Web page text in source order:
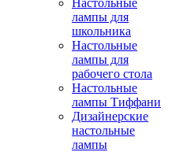
Настольные
лампы для
школьника
Настольные
лампы для
рабочего стола
Настольные
лампы Тиффани
Дизайнерские
настольные
лампы